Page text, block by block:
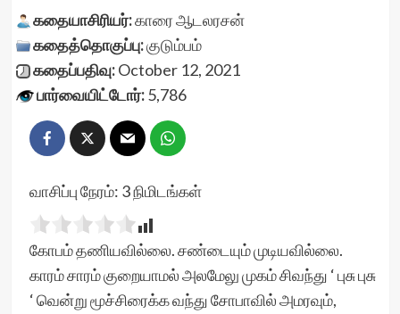
கதையாசிரியர்:காரை ஆடலரசன்
கதைத்தொகுப்பு:குடும்பம்
கதைப்பதிவு:October 12, 2021
பார்வையிட்டோர்:5,786
வாசிப்பு நேரம்: 3நிமிடங்கள்
கோபம் தணியவில்லை. சண்டையும் முடியவில்லை.
காரம் சாரம் குறையாமல் அலமேலு முகம் சிவந்து ‘ புசு புசு
‘ வென்று மூச்சிரைக்க வந்து சோபாவில் அமரவும்,